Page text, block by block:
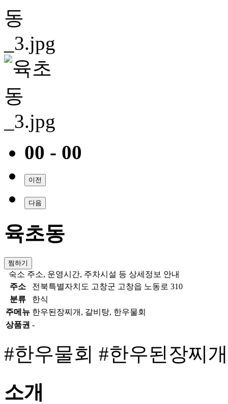
00 - 00
이전
다음
육초동
찜하기
숙소 주소, 운영시간, 주차시설 등 상세정보 안내
주소
전북특별자치도 고창군 고창읍 노동로 310
분류
한식
주메뉴 한우된장찌개, 갈비탕, 한우물회
상품권 -
#한우물회 #한우된장찌개
소개